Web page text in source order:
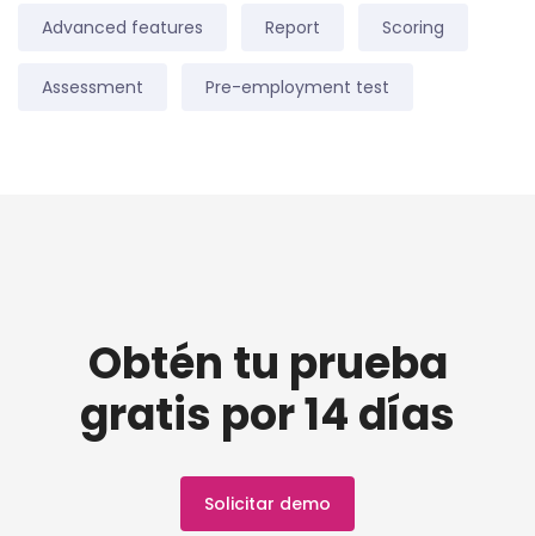
Advanced features Report Scoring
Assessment Pre-employment test
Obtén tu prueba
gratis por 14 días
Solicitar demo